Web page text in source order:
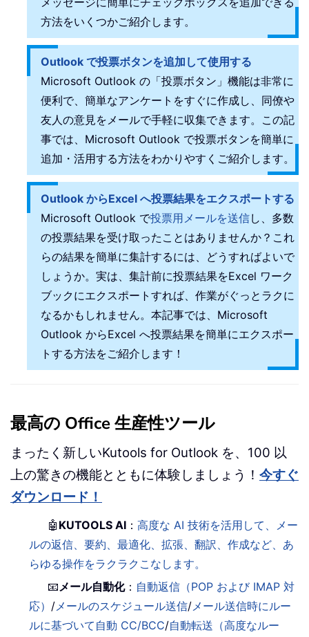
方法をいくつかご紹介します。
Outlook で投票ボタンを追加して使用する
Microsoft Outlook の「投票ボタン」機能は非常に
便利で、簡単なアンケートをすぐに作成し、同僚や
友人の意見をメールで手軽に収集できます。この記
事では、Microsoft Outlook で投票ボタンを簡単に
追加・活用する方法をわかりやすくご紹介します。
Outlook からExcel へ投票結果をエクスポートする
Microsoft Outlook で投票用メールを送信し、多数
の投票結果を受け取ったことはありませんか？これ
らの結果を簡単に集計するには、どうすればよいで
しょうか。実は、集計前に投票結果をExcel ワーク
ブックにエクスポートすれば、作業がぐっとラクに
なるかもしれません。本記事では、Microsoft
Outlook からExcel へ投票結果を簡単にエクスポー
トする方法をご紹介します！
最高の Office 生産性ツール
まったく新しいKutools for Outlook を、100 以
上の驚きの機能とともに体験しましょう！ 今すぐ
ダウンロード！
🤖 KUTOOLS AI ：高度な AI 技術を活用して、メー
ルの返信、要約、最適化、拡張、翻訳、作成など、あ
らゆる操作をラクラクこなします。
📧メール自動化： 自動返信（POP および IMAP 対
応） /メールのスケジュール送信/メール送信時にルー
ルに基づいて自動 CC/BCC/自動転送（高度なルー